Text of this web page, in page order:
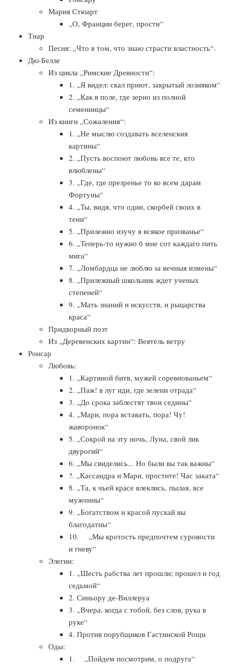
Мария Стюарт
„О, Франции берег, прости“
Тиар
Песня: „Что в том, что знаю страсти властность“.
Дю-Белле
Из цикла „Римские Древности“:
1. „Я видел: скал приют, закрытый лозняком“
2. „Как в поле, где зерно из полной
семенницы“
Из книги „Сожаления“:
1. „Не мыслю создавать вселенския
картины“
2. „Пусть воспоют любовь все те, кто
влюблены“
3. „Где, где презренье то ко всем дарам
Фортуны“
4. „Ты, видя, что один, скорбей своих в
тени“
5. „Прилежно изучу я всякое призванье“
6. „Теперь-то нужно б мне сот каждаго пить
мига“
7. „Ломбардца не люблю за вечныя измены“
8. „Прилежный школьник ждет ученых
степеней“
9. „Мать знаний и искусств, и рыцарства
краса“
Придворный поэт
Из „Деревенских картин“: Веятель ветру
Ронсар
Любовь:
1. „Картиной битв, мужей соревнованьем“
2. „Паж! в луг иди, где зелени отрада“
3. „До срока заблестят твои седины“
4. „Мари, пора вставать, пора! Чу!
жаворонок“
5. „Сокрой на эту ночь, Луна, свой лик
двурогий“
6. „Мы свиделись... Но были вы так важны“
?. „Кассандра и Мари, простите! Час заката“
8. „Та, к чьей красе влеклись, пылая, все
мужчины“
9. „Богатством и красой пускай вы
благодатны“
10. „Мы кротость предпочтем суровости
и гневу“
Элегии:
1. „Шесть рабства лет прошли; прошел и год
седьмой“
2. Синьору де-Виллеруа
3. „Вчера, когда с тобой, без слов, рука в
руке“
4. Против порубщиков Гастинской Рощи
Оды:
1. „Пойдем посмотрим, о подруга“